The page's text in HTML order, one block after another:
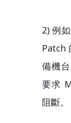
2) 例
Patch
備機
要求
阻斷。